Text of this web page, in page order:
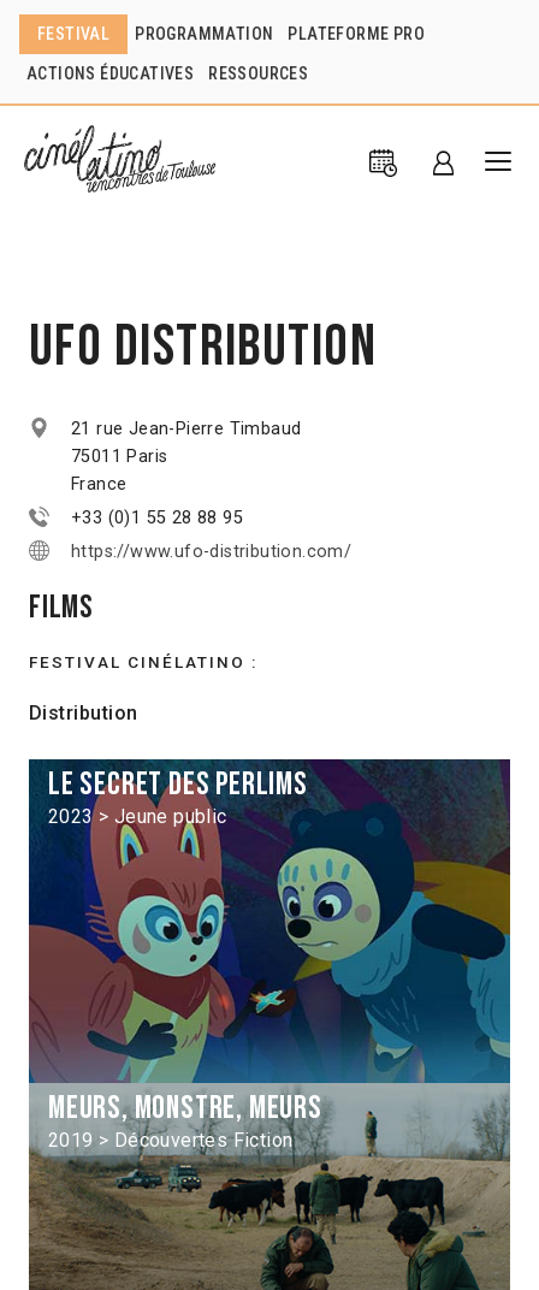
FESTIVAL PROGRAMMATION PLATEFORME PRO
ACTIONS ÉDUCATIVES RESSOURCES
UFO Distribution
21 rue Jean-Pierre Timbaud
75011 Paris
France
+33 (0)1 55 28 88 95
https://www.ufo-distribution.com/
Films
FESTIVAL CINÉLATINO :
Distribution
Le Secret des Perlims
2023 > Jeune public
Meurs, monstre, meurs
2019 > Découvertes Fiction